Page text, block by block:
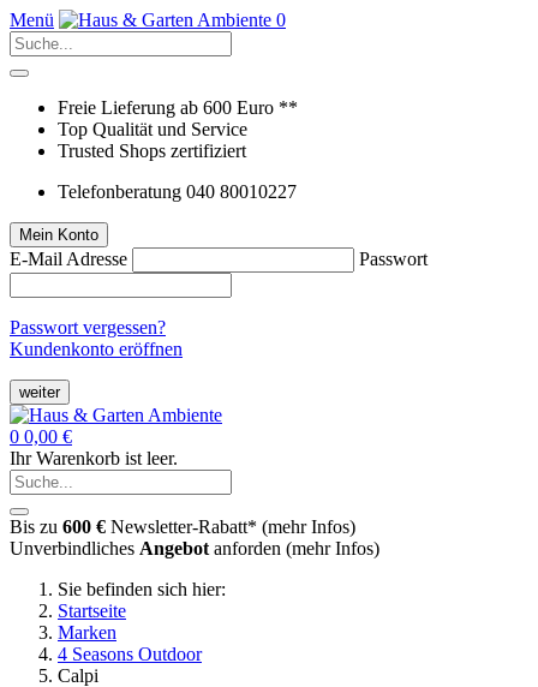
Menü 0
Freie Lieferung ab 600 Euro **
Top Qualität und Service
Trusted Shops zertifiziert
Telefonberatung 040 80010227
Mein Konto
E-Mail Adresse Passwort
Passwort vergessen?
Kundenkonto eröffnen
weiter
0 0,00 €
Ihr Warenkorb ist leer.
Bis zu 600 € Newsletter-Rabatt* (mehr Infos)
Unverbindliches Angebot anforden (mehr Infos)
Sie befinden sich hier:
Startseite
Marken
4 Seasons Outdoor
Calpi